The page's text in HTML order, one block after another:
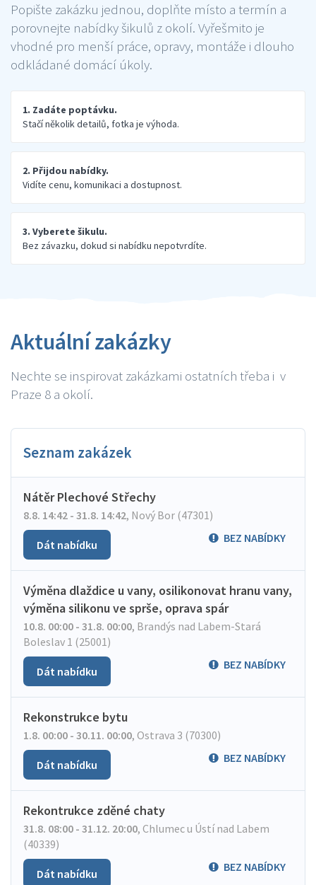
Popište zakázku jednou, doplňte místo a termín a
porovnejte nabídky šikulů z okolí. Vyřešmito je
vhodné pro menší práce, opravy, montáže i dlouho
odkládané domácí úkoly.
1. Zadáte poptávku.
Stačí několik detailů, fotka je výhoda.
2. Přijdou nabídky.
Vidíte cenu, komunikaci a dostupnost.
3. Vyberete šikulu.
Bez závazku, dokud si nabídku nepotvrdíte.
Aktuální zakázky
Nechte se inspirovat zakázkami ostatních třeba i v
Praze 8 a okolí.
Seznam zakázek
Nátěr Plechové Střechy
8.8. 14:42 - 31.8. 14:42, Nový Bor (47301)
BEZ NABÍDKY
Dát nabídku
Výměna dlaždice u vany, osilikonovat hranu vany,
výměna silikonu ve sprše, oprava spár
10.8. 00:00 - 31.8. 00:00, Brandýs nad Labem-Stará
Boleslav 1 (25001)
BEZ NABÍDKY
Dát nabídku
Rekonstrukce bytu
1.8. 00:00 - 30.11. 00:00, Ostrava 3 (70300)
BEZ NABÍDKY
Dát nabídku
Rekontrukce zděné chaty
31.8. 08:00 - 31.12. 20:00, Chlumec u Ústí nad Labem
(40339)
BEZ NABÍDKY
Dát nabídku